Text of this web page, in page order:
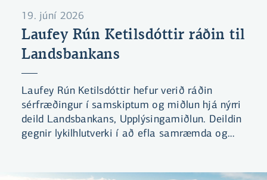
19. júní 2026
Laufey Rún Ketilsdóttir ráðin til
Landsbankans
Laufey Rún Ketilsdóttir hefur verið ráðin
sérfræðingur í samskiptum og miðlun hjá nýrri
deild Landsbankans, Upplýsingamiðlun. Deildin
gegnir lykilhlutverki í að efla samræmda og